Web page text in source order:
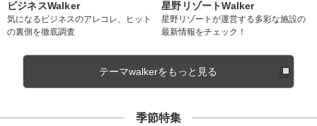
ビジネスWalker
気になるビジネスのアレコレ、ヒット
の裏側を徹底調査
星野リゾートWalker
星野リゾートが運営する多彩な施設の
最新情報をチェック！
テーマwalkerをもっと見る
季節特集